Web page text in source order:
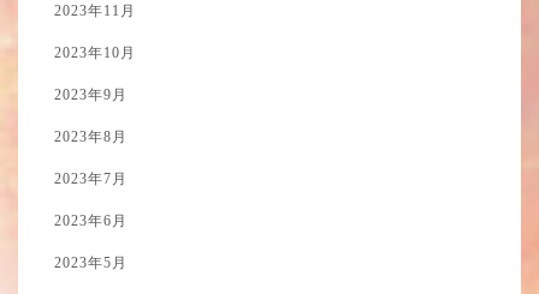
2023年11月
2023年10月
2023年9月
2023年8月
2023年7月
2023年6月
2023年5月